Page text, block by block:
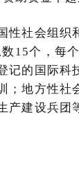
性社会组
15个，每
记的国际科
地方性社
产建设兵团